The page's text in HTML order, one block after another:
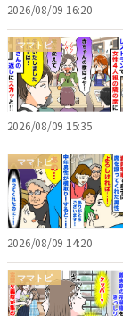
2026/08/09 16:20
ママトピ
2026/08/09 15:35
ママトピ
2026/08/09 14:20
ママトピ